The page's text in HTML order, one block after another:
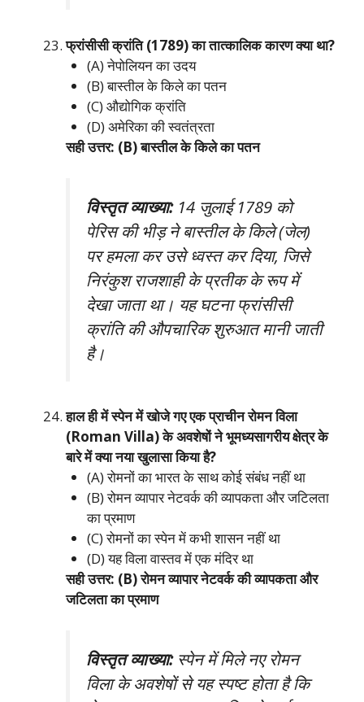
फ्रांसीसी क्रांति (1789) का तात्कालिक कारण क्या था?
(A) नेपोलियन का उदय
(B) बास्तील के किले का पतन
(C) औद्योगिक क्रांति
(D) अमेरिका की स्वतंत्रता
सही उत्तर: (B) बास्तील के किले का पतन
विस्तृत व्याख्या:14 जुलाई 1789 को
पेरिस की भीड़ ने बास्तील के किले (जेल)
पर हमला कर उसे ध्वस्त कर दिया, जिसे
निरंकुश राजशाही के प्रतीक के रूप में
देखा जाता था। यह घटना फ्रांसीसी
क्रांति की औपचारिक शुरुआत मानी जाती
है।
हाल ही में स्पेन में खोजे गए एक प्राचीन रोमन विला
(Roman Villa) के अवशेषों ने भूमध्यसागरीय क्षेत्र के
बारे में क्या नया खुलासा किया है?
(A) रोमनों का भारत के साथ कोई संबंध नहीं था
(B) रोमन व्यापार नेटवर्क की व्यापकता और जटिलता
का प्रमाण
(C) रोमनों का स्पेन में कभी शासन नहीं था
(D) यह विला वास्तव में एक मंदिर था
सही उत्तर: (B) रोमन व्यापार नेटवर्क की व्यापकता और
जटिलता का प्रमाण
विस्तृत व्याख्या:स्पेन में मिले नए रोमन
विला के अवशेषों से यह स्पष्ट होता है कि